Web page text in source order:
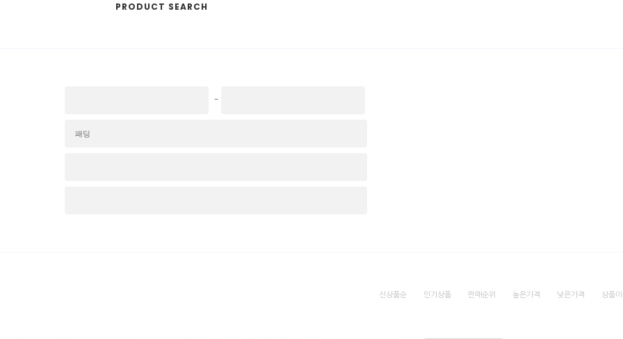
PRODUCT SEARCH
-
신상품순 인기상품 판매순위 높은가격 낮은가격 상품